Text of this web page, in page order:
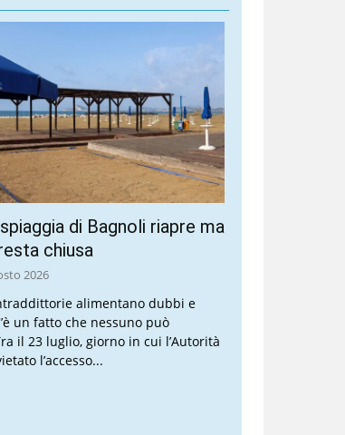
di Bagnoli riapre ma
chiusa
2026
alimentano dubbi e
un fatto che nessuno può
il 23 luglio, giorno in cui l’Autorità
l’accesso...